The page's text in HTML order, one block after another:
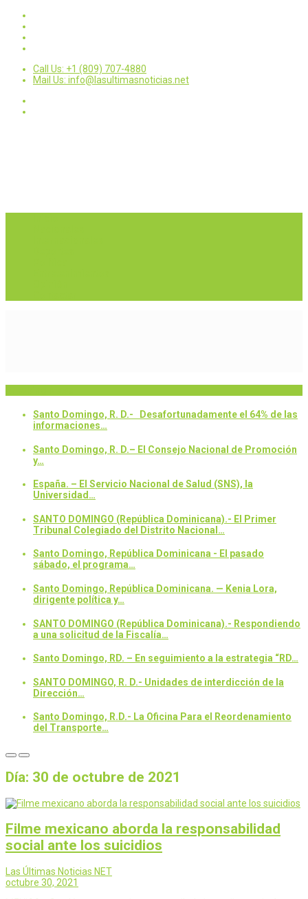
Call Us: +1 (809) 707-4880
Mail Us: info@lasultimasnoticias.net
Santo Domingo, R. D.- Desafortunadamente el 64% de las
informaciones…
Santo Domingo, R. D.– El Consejo Nacional de Promoción
y…
España. – El Servicio Nacional de Salud (SNS), la
Universidad…
SANTO DOMINGO (República Dominicana).- El Primer
Tribunal Colegiado del Distrito Nacional…
Santo Domingo, República Dominicana - El pasado
sábado, el programa…
Santo Domingo, República Dominicana. — Kenia Lora,
dirigente política y…
SANTO DOMINGO (República Dominicana).- Respondiendo
a una solicitud de la Fiscalía…
Santo Domingo, RD. – En seguimiento a la estrategia “RD…
SANTO DOMINGO, R. D.- Unidades de interdicción de la
Dirección…
Santo Domingo, R.D.- La Oficina Para el Reordenamiento
del Transporte…
Día: 30 de octubre de 2021
Filme mexicano aborda la responsabilidad
social ante los suicidios
Las Últimas Noticias NET
octubre 30, 2021